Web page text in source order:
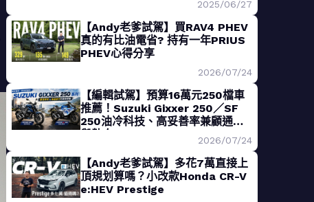
2025/06/27
【Andy老爹試駕】買RAV4 PHEV
真的有比油電省? 持有一年PRIUS
PHEV心得分享
2026/07/24
【編輯試駕】預算16萬元250檔車
推薦！Suzuki Gixxer 250／SF
250油冷科技、高妥善率兼顧通勤
與熱血
2026/07/24
【Andy老爹試駕】多花7萬直接上
頂規划算嗎？小改款Honda CR-V
e:HEV Prestige